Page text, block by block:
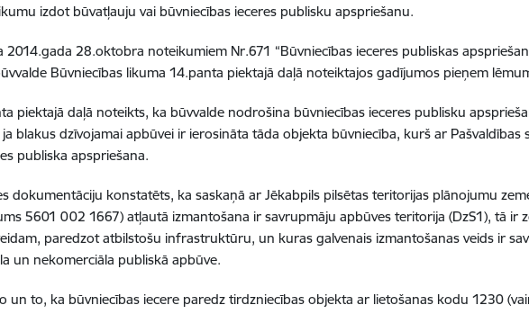
izdot būvatļauju vai būvniecības ieceres publisku apspriešanu.
28.oktobra noteikumiem Nr.671 “Būvniecības ieceres publiskas
Būvniecības likuma 14.panta piektajā daļā noteiktajos gadījumos pieņem
piektajā daļā noteikts, ka būvvalde nodrošina būvniecības ieceres publisku
blakus dzīvojamai apbūvei ir ierosināta tāda objekta būvniecība, kurš ar
publiska apspriešana.
dokumentāciju konstatēts, ka saskaņā ar Jēkabpils pilsētas teritorijas plānojumu
5601 002 1667) atļautā izmantošana ir savrupmāju apbūves teritorija (DzS1), tā ir
paredzot atbilstošu infrastruktūru, un kuras galvenais izmantošanas veids ir
un nekomerciāla publiskā apbūve.
un to, ka būvniecības iecere paredz tirdzniecības objekta ar lietošanas kodu 1230